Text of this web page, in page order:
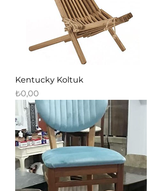
Kentucky Koltuk
Fiyat
₺0,00